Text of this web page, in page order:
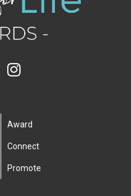
Award
Connect
Promote